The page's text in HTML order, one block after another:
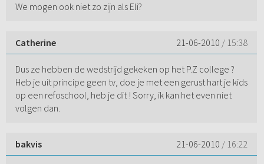
We mogen ook niet zo zijn als Eli?
Catherine 21-06-2010 / 15:38
Dus ze hebben de wedstrijd gekeken op het P.Z college ?
Heb je uit principe geen tv, doe je met een gerust hart je kids
op een refoschool, heb je dit ! Sorry, ik kan het even niet
volgen dan.
bakvis 21-06-2010 / 16:22